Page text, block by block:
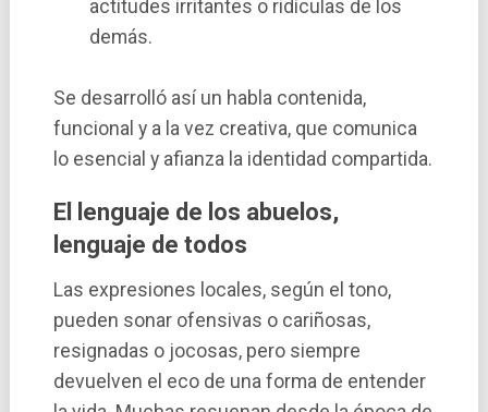
actitudes irritantes o ridículas de los
demás.
Se desarrolló así un habla contenida,
funcional y a la vez creativa, que comunica
lo esencial y afianza la identidad compartida.
El lenguaje de los abuelos,
lenguaje de todos
Las expresiones locales, según el tono,
pueden sonar ofensivas o cariñosas,
resignadas o jocosas, pero siempre
devuelven el eco de una forma de entender